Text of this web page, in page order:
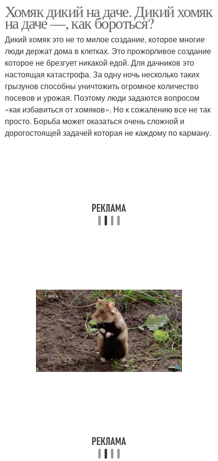
Дикие хомяки Хомяки на дачах
Хомяк дикий на даче. Дикий хомяк
на даче —, как бороться?
Дикий хомяк это не то милое создание, которое многие
люди держат дома в клетках. Это прожорливое создание
которое не брезгует никакой едой. Для дачников это
настоящая катастрофа. За одну ночь несколько таких
грызунов способны уничтожить огромное количество
посевов и урожая. Поэтому люди задаются вопросом
«как избавиться от хомяков». Но к сожалению все не так
просто. Борьба может оказаться очень сложной и
дорогостоящей задачей которая не каждому по карману.